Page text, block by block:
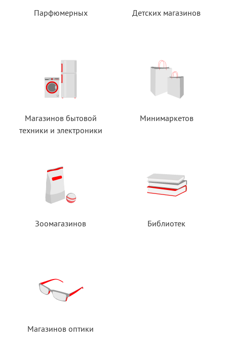
Парфюмерных Детских магазинов
Магазинов бытовой
техники и электроники
Минимаркетов
Зоомагазинов Библиотек
Магазинов оптики